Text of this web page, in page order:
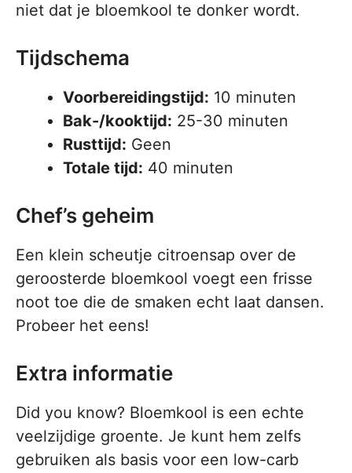
niet dat je bloemkool te donker wordt.
Tijdschema
Voorbereidingstijd: 10 minuten
Bak-/kooktijd: 25-30 minuten
Rusttijd: Geen
Totale tijd: 40 minuten
Chef’s geheim
Een klein scheutje citroensap over de
geroosterde bloemkool voegt een frisse
noot toe die de smaken echt laat dansen.
Probeer het eens!
Extra informatie
Did you know? Bloemkool is een echte
veelzijdige groente. Je kunt hem zelfs
gebruiken als basis voor een low-carb